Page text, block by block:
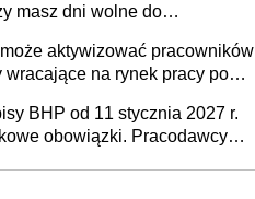
masz dni wolne do
aktywizować pracowników
wracające na rynek pracy po
Powstanie Fundusz
w Zatrudnianiu?
BHP od 11 stycznia 2027 r.
obowiązki. Pracodawcy